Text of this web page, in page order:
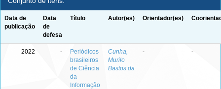
Data de
publicação
Data
de
defesa
Título Autor(es) Orientador(es)
2022 -
Periódicos
brasileiros
de Ciência
da
Informação
Cunha,
Murilo
Bastos da
- -